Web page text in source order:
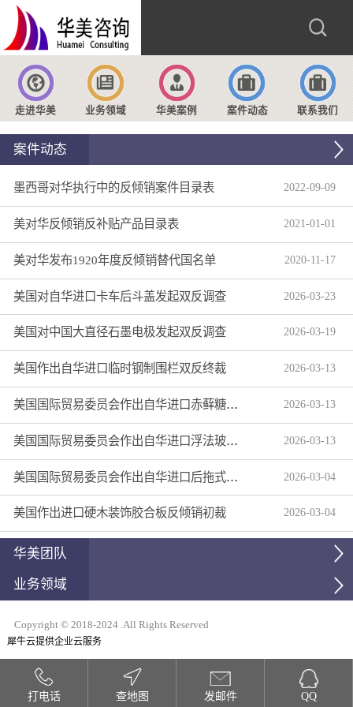
走进华美 业务领域 华美案例 案件动态 联系我们
案件动态
墨西哥对华执行中的反倾销案件目录表 2022-09-09
美对华反倾销反补贴产品目录表 2021 -01 -01
美对华发布1920年度反倾销替代国名单 2020-11 -17
美国对自华进口卡车后斗盖发起双反调查 2026-03-23
美国对中国大直径石墨电极发起双反调查 2026-03-19
美国作出自华进口临时钢制围栏双反终裁 2026-03-13
美国国际贸易委员会作出自华进口赤藓糖醇双反产业损害终裁 2026-03-13
美国国际贸易委员会作出自华进口浮法玻璃制品双反产业损害终裁 2026-03-13
美国国际贸易委员会作出自华进口后拖式草地维护设备及相关零部件第三次反倾销日落复审产业损害终裁 2026-03-04
美国作出进口硬木装饰胶合板反倾销初裁 2026-03-04
华美团队
业务领域
Copyright © 2018-2024 .All Rights Reserved
犀牛云提供企业云服务
打电话 查地图 发邮件 QQ